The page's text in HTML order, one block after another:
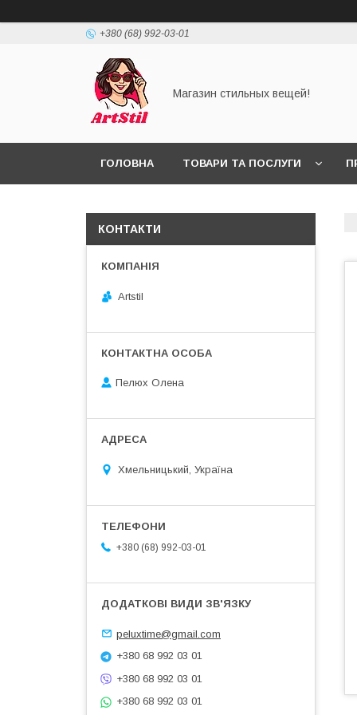
+380 (68) 992-03-01
Магазин стильных вещей!
ГОЛОВНА ТОВАРИ ТА ПОСЛУГИ
КОНТАКТИ
Artstil
Пелюх Олена
Хмельницький, Україна
+380 (68) 992-03-01
peluxtime@gmail.com
+380 68 992 03 01
+380 68 992 03 01
+380 68 992 03 01